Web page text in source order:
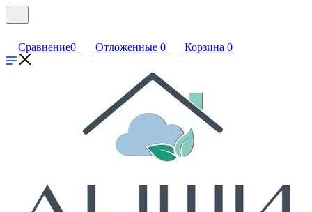
Сравнение0 Отложенные 0 Корзина 0